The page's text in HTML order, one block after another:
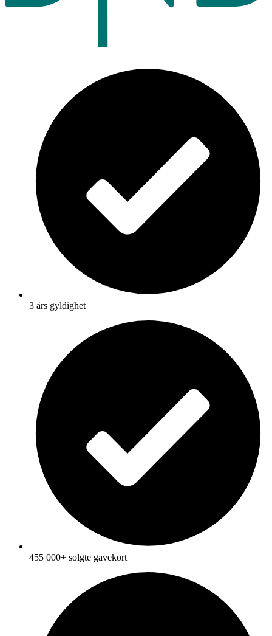
3 års gyldighet
455 000+ solgte gavekort